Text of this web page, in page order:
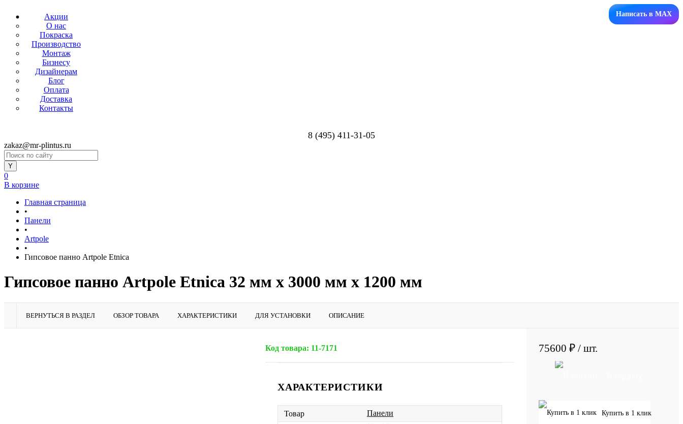
Акции
О нас
Покраска
Производство
Монтаж
Бизнесу
Дизайнерам
Блог
Оплата
Доставка
Контакты
Написать в MAX
8 (495) 411-31-05
zakaz@mr-plintus.ru
0
В корзине
Главная страница
•
Панели
•
Artpole
•
Гипсовое панно Artpole Etnica
Гипсовое панно Artpole Etnica 32 мм х 3000 мм х 1200 мм
ВЕРНУТЬСЯ В РАЗДЕЛ ОБЗОР ТОВАРА ХАРАКТЕРИСТИКИ ДЛЯ УСТАНОВКИ ОПИСАНИЕ
Код товара: 11-7171
ХАРАКТЕРИСТИКИ
Товар
Панели
75600 ₽ / шт.
Купить в 1 клик